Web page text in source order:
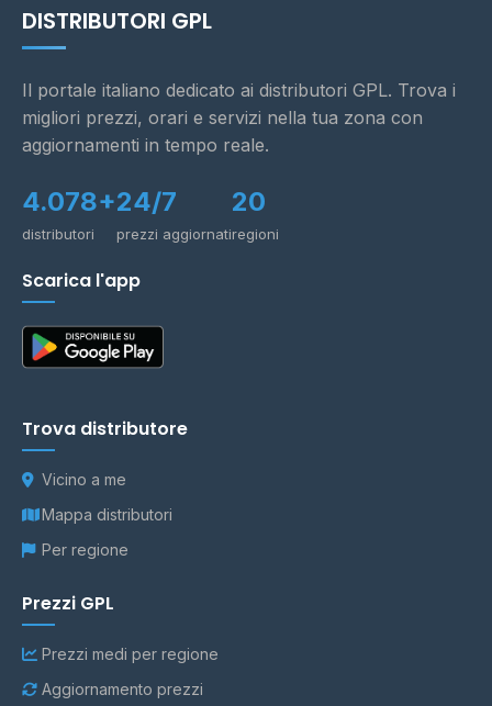
DISTRIBUTORI GPL
Il portale italiano dedicato ai distributori GPL. Trova i
migliori prezzi, orari e servizi nella tua zona con
aggiornamenti in tempo reale.
4.078+
distributori
24/7
prezzi aggiornati
20
regioni
Scarica l'app
Trova distributore
Vicino a me
Mappa distributori
Per regione
Prezzi GPL
Prezzi medi per regione
Aggiornamento prezzi